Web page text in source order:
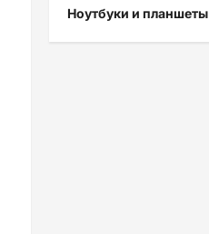
Ноутбуки и планшеты